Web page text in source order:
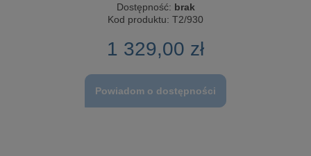
Dostępność: brak
Kod produktu: T2/930
1 329,00 zł
Powiadom o dostępności